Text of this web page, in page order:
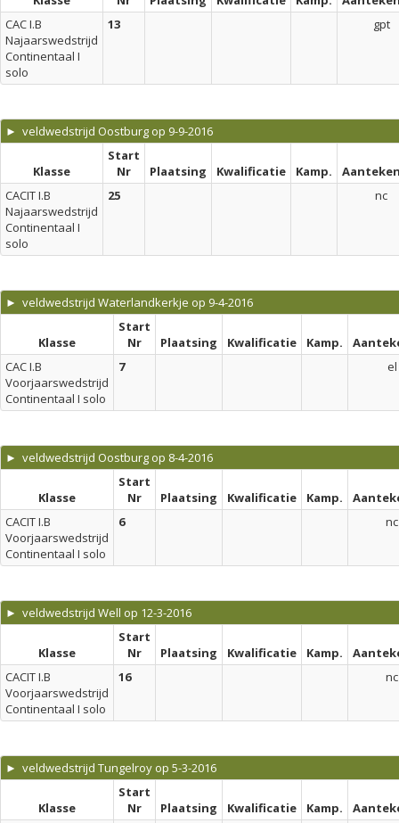
CAC I.B
Najaarswedstrijd
Continentaal I
solo
13 gpt
► veldwedstrijd Oostburg op 9-9-2016
Klasse
Start
Nr
Plaatsing Kwalificatie Kamp.
CACIT I.B
Najaarswedstrijd
Continentaal I
solo
25 nc
► veldwedstrijd Waterlandkerkje op 9-4-2016
Klasse
Start
Nr
Plaatsing Kwalificatie Kamp.
CAC I.B
Voorjaarswedstrijd
Continentaal I solo
7 el
► veldwedstrijd Oostburg op 8-4-2016
Klasse
Start
Nr
Plaatsing Kwalificatie Kamp.
CACIT I.B
Voorjaarswedstrijd
Continentaal I solo
6 nc
► veldwedstrijd Well op 12-3-2016
Klasse
Start
Nr
Plaatsing Kwalificatie Kamp.
CACIT I.B
Voorjaarswedstrijd
Continentaal I solo
16 nc
► veldwedstrijd Tungelroy op 5-3-2016
Klasse
Start
Nr
Plaatsing Kwalificatie Kamp.